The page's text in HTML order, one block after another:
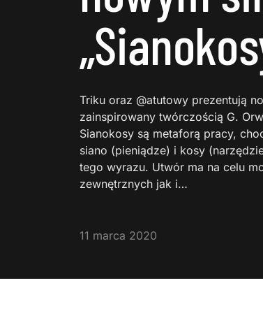
Triku oraz @atutowy prezentują
zainspirowany twórczością G.
Sianokosy są metaforą pracy,
siano (pieniądze) i kosy
tego wyrazu. Utwór ma na celu
zewnętrznych jak i…
11 marca 2020